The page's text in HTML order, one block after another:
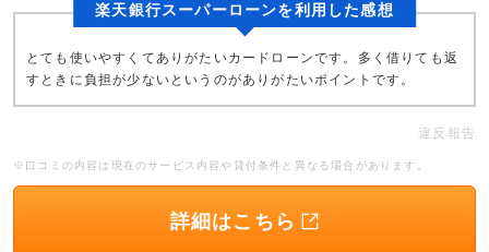
楽天銀行スーパーローンを利用した感想
とても使いやすくてありがたいカードローンです。多く借りても返
すときに負担が少ないというのがありがたいポイントです。
違反報告
※口コミの内容は現在のサービス内容や貸付条件と異なる場合があります。
詳細はこちら